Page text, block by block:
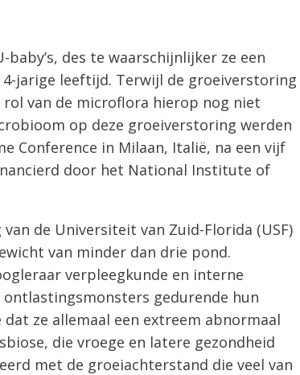
des te waarschijnlijker ze een
jarige leeftijd. Terwijl de groeiverstoring
rol van de microflora hierop nog niet
op deze groeiverstoring werden
Conference in Milaan, Italië, na een vijf
door het National Institute of
de Universiteit van Zuid-Florida (USF)
van minder dan drie pond.
verpleegkunde en interne
ontlastingsmonsters gedurende hun
ze allemaal een extreem abnormaal
die vroege en latere gezondheid
met de groeiachterstand die veel van